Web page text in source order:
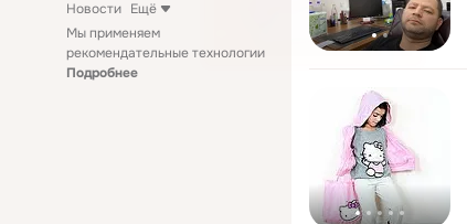
Новости Ещё
Мы применяем
рекомендательные технологии
Подробнее